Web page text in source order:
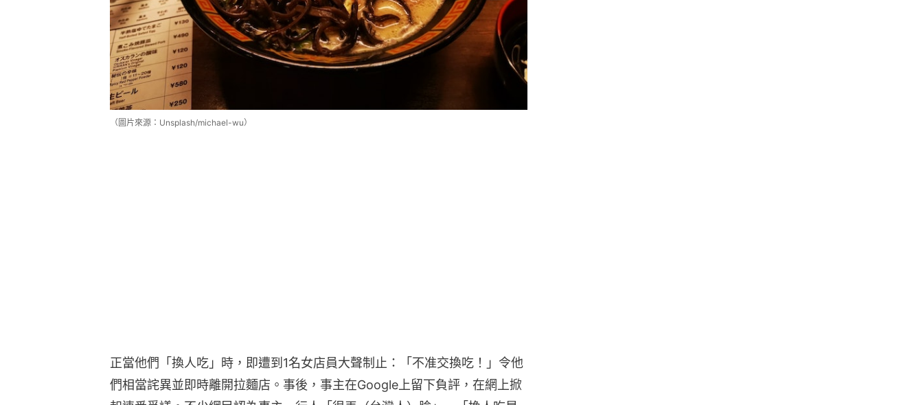
（圖片來源：Unsplash/michael-wu）
正當他們「換人吃」時，即遭到1名女店員大聲制止：「不准交換吃！」令他
們相當詫異並即時離開拉麵店。事後，事主在Google上留下負評，在網上掀